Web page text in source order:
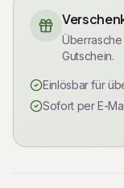
Gutschein.
Einlösbar für
Sofort per E-